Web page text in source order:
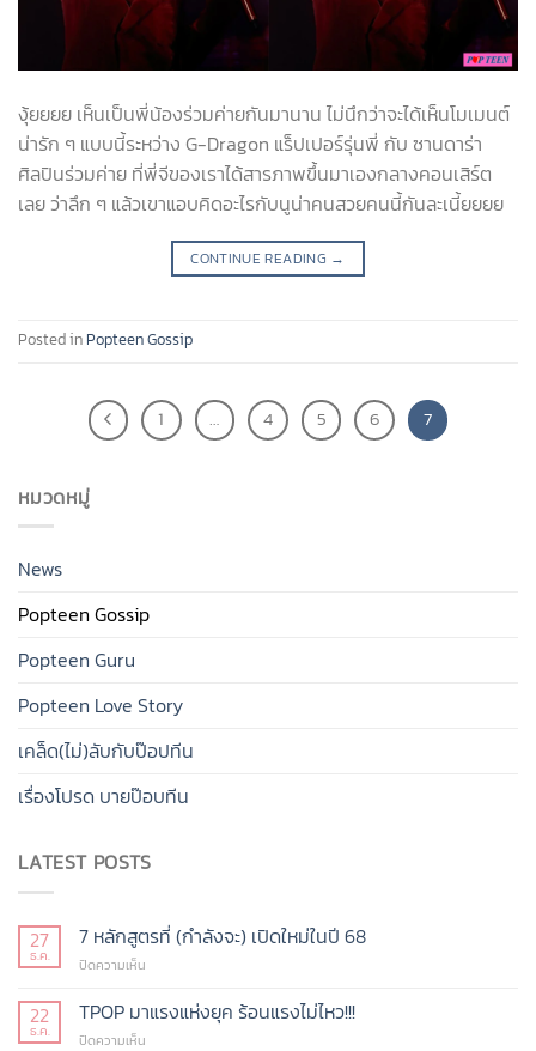
งุ้ยยยย เห็นเป็นพี่น้องร่วมค่ายกันมานาน ไม่นึกว่าจะได้เห็นโมเมนต์
น่ารัก ๆ แบบนี้ระหว่าง G-Dragon แร็ปเปอร์รุ่นพี่ กับ ซานดาร่า
ศิลปินร่วมค่าย ที่พี่จีของเราได้สารภาพขึ้นมาเองกลางคอนเสิร์ต
เลย ว่าลึก ๆ แล้วเขาแอบคิดอะไรกับนูน่าคนสวยคนนี้กันละเนี้ยยยย
CONTINUE READING →
Posted in Popteen Gossip
1 … 4 5 6 7
หมวดหมู่
News
Popteen Gossip
Popteen Guru
Popteen Love Story
เคล็ด(ไม่)ลับกับป๊อปทีน
เรื่องโปรด บายป๊อบทีน
LATEST POSTS
27
ธ.ค.
7 หลักสูตรที่ (กำลังจะ) เปิดใหม่ในปี 68
ปิดความเห็น
หลักสูตร
ที่
22
ธ.ค.
TPOP มาแรงแห่งยุค ร้อนแรงไม่ไหว!!!
ปิดความเห็น